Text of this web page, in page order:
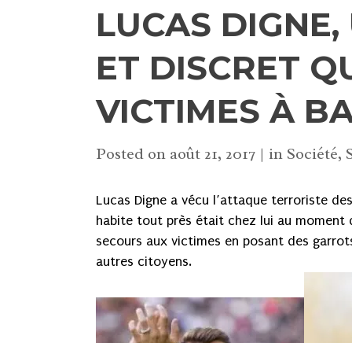
LUCAS
ET DISCRET
VICTIMES À
Posted on août 21, 2017 in Société,
Lucas Digne a vécu l’attaque terroriste
habite tout près était chez lui au
secours aux victimes en posant des
autres citoyens.